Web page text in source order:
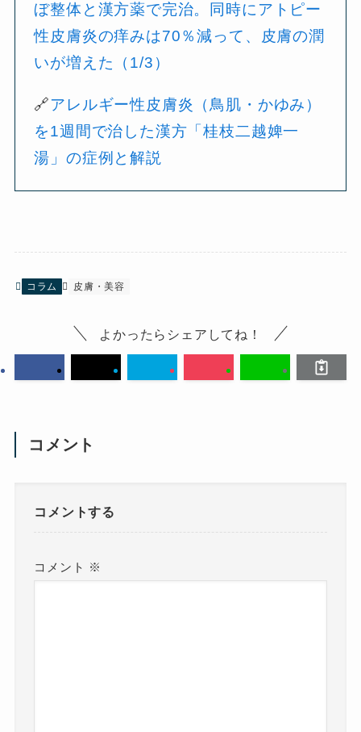
ぼ整体と漢方薬で完治。同時にアトピー
性皮膚炎の痒みは70％減って、皮膚の潤
いが増えた（1/3）
🔗アレルギー性皮膚炎（鳥肌・かゆみ）
を1週間で治した漢方「桂枝二越婢一
湯」の症例と解説
コラム 皮膚・美容
よかったらシェアしてね！
コメント
コメントする
コメント ※